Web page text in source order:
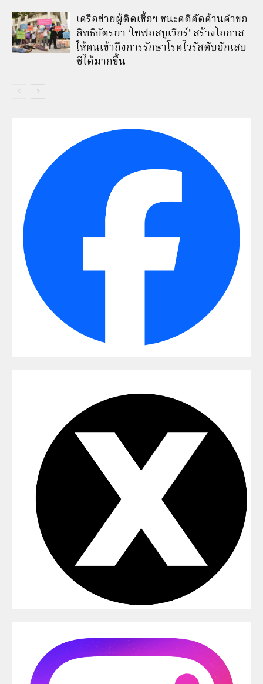
เครือข่ายผู้ติดเชื้อฯ ชนะคดีคัดค้านคำขอ
สิทธิบัตรยา ‘โซฟอสบูเวียร์’ สร้างโอกาส
ให้คนเข้าถึงการรักษาโรคไวรัสตับอักเสบ
ซีได้มากขึ้น